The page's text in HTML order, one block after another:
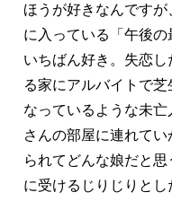
ほうが好きなんですが
に入っている「午後
いちばん好き。失恋
る家にアルバイトで
なっているような未
さんの部屋に連れて
られてどんな娘だと
に受けるじりじりと